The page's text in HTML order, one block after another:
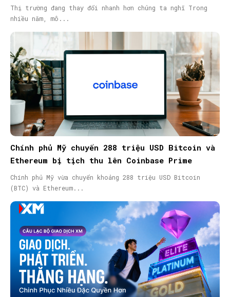
Thị trường đang thay đổi nhanh hơn chúng ta nghĩ Trong
nhiều năm, mô...
Chính phủ Mỹ chuyển 288 triệu USD Bitcoin và
Ethereum bị tịch thu lên Coinbase Prime
Chính phủ Mỹ vừa chuyển khoảng 288 triệu USD Bitcoin
(BTC) và Ethereum...